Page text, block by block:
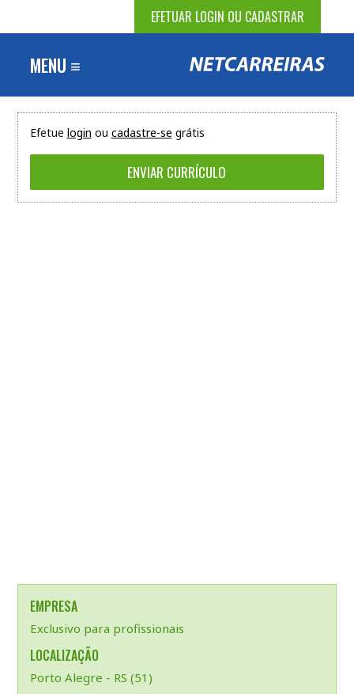
EFETUAR LOGIN OU CADASTRAR
MENU ≡
Efetue login ou cadastre-se grátis
EMPRESA
Exclusivo para profissionais
LOCALIZAÇÃO
Porto Alegre - RS (51)